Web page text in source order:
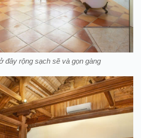
đây rộng sạch sẽ và gọn gàng